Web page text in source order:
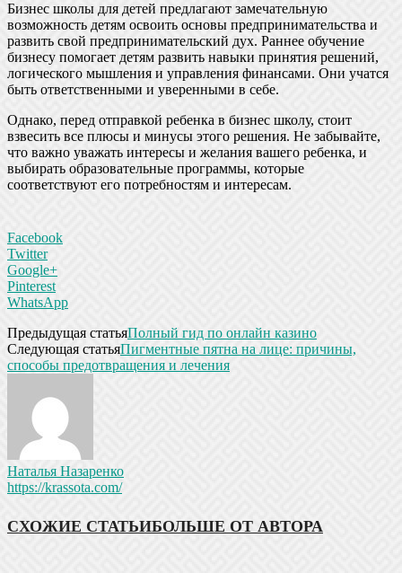
Бизнес школы для детей предлагают замечательную
возможность детям освоить основы предпринимательства и
развить свой предпринимательский дух. Раннее обучение
бизнесу помогает детям развить навыки принятия решений,
логического мышления и управления финансами. Они учатся
быть ответственными и уверенными в себе.
Однако, перед отправкой ребенка в бизнес школу, стоит
взвесить все плюсы и минусы этого решения. Не забывайте,
что важно уважать интересы и желания вашего ребенка, и
выбирать образовательные программы, которые
соответствуют его потребностям и интересам.
Facebook
Twitter
Google+
Pinterest
WhatsApp
Предыдущая статьяПолный гид по онлайн казино
Следующая статьяПигментные пятна на лице: причины,
способы предотвращения и лечения
Наталья Назаренко
https://krassota.com/
СХОЖИЕ СТАТЬИБОЛЬШЕ ОТ АВТОРА